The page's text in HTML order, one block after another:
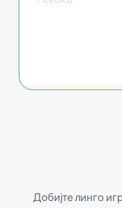
Добијте линго